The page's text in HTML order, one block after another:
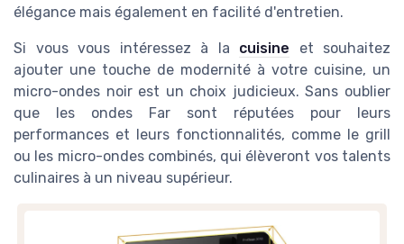
élégance mais également en facilité d'entretien.
Si vous vous intéressez à la cuisine et souhaitez
ajouter une touche de modernité à votre cuisine, un
micro-ondes noir est un choix judicieux. Sans oublier
que les ondes Far sont réputées pour leurs
performances et leurs fonctionnalités, comme le grill
ou les micro-ondes combinés, qui élèveront vos talents
culinaires à un niveau supérieur.